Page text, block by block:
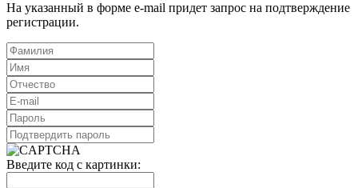
На указанный в форме e-mail придет запрос на подтверждение
регистрации.
Введите код с картинки: